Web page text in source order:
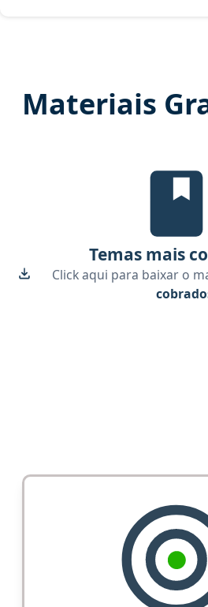
Materiais
Temas mais
Click aqui para baixar o